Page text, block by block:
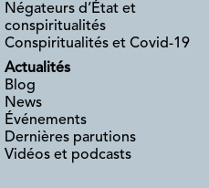
Négateurs d’État et
conspiritualités
Conspiritualités et Covid-19
Actualités
Blog
News
Événements
Dernières parutions
Vidéos et podcasts